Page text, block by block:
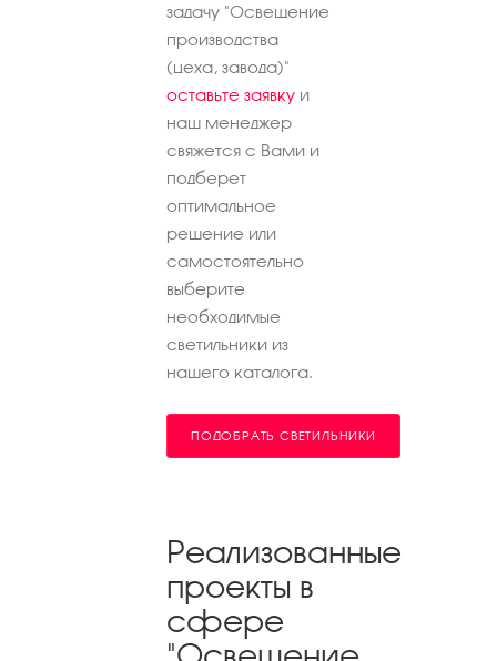
задачу "Освещение
производства
(цеха, завода)"
оставьте заявку и
наш менеджер
свяжется с Вами и
подберет
оптимальное
решение или
самостоятельно
выберите
необходимые
светильники из
нашего каталога.
ПОДОБРАТЬ СВЕТИЛЬНИКИ
Реализованные
проекты в
сфере